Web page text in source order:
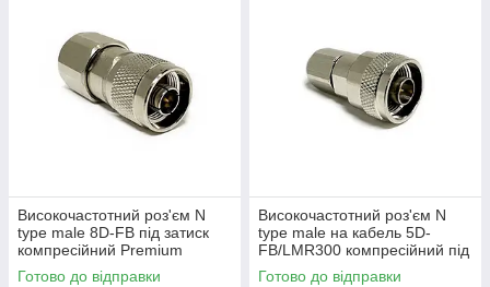
Високочастотний роз'єм N
type male 8D-FB під затиск
компресійний Premium
Готово до відправки
Високочастотний роз'єм N
type male на кабель 5D-
FB/LMR300 компресійний під
затиск Premium
Готово до відправки